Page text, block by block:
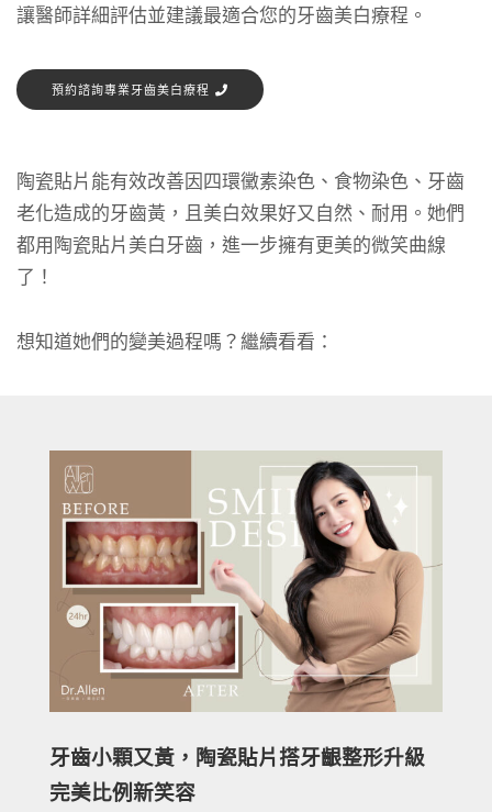
讓醫師詳細評估並建議最適合您的牙齒美白療程。
預約諮詢專業牙齒美白療程
陶瓷貼片能有效改善因四環黴素染色、食物染色、牙齒
老化造成的牙齒黃，且美白效果好又自然、耐用。她們
都用陶瓷貼片美白牙齒，進一步擁有更美的微笑曲線
了！
想知道她們的變美過程嗎？繼續看看：
牙齒小顆又黃，陶瓷貼片搭牙齦整形升級
完美比例新笑容